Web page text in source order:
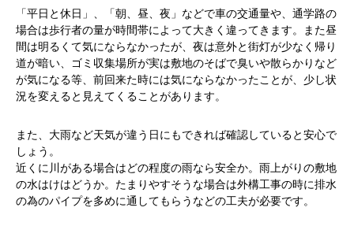
「平日と休日」、「朝、昼、夜」などで車の交通量や、通学路の
場合は歩行者の量が時間帯によって大きく違ってきます。また昼
間は明るくて気にならなかったが、夜は意外と街灯が少なく帰り
道が暗い、ゴミ収集場所が実は敷地のそばで臭いや散らかりなど
が気になる等、前回来た時には気にならなかったことが、少し状
況を変えると見えてくることがあります。
また、大雨など天気が違う日にもできれば確認していると安心で
しょう。
近くに川がある場合はどの程度の雨なら安全か。雨上がりの敷地
の水はけはどうか。たまりやすそうな場合は外構工事の時に排水
の為のパイプを多めに通してもらうなどの工夫が必要です。